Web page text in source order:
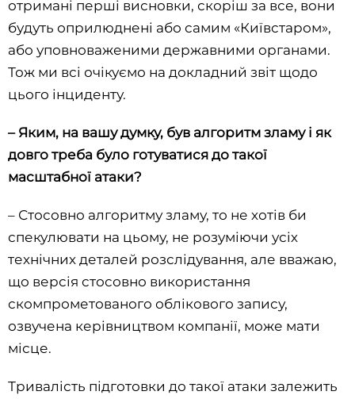
отримані перші висновки, скоріш за все, вони
будуть оприлюднені або самим «Київстаром»,
або уповноваженими державними органами.
Тож ми всі очікуємо на докладний звіт щодо
цього інциденту.
– Яким, на вашу думку, був алгоритм зламу і як
довго треба було готуватися до такої
масштабної атаки?
– Стосовно алгоритму зламу, то не хотів би
спекулювати на цьому, не розуміючи усіх
технічних деталей розслідування, але вважаю,
що версія стосовно використання
скомпрометованого облікового запису,
озвучена керівництвом компанії, може мати
місце.
Тривалість підготовки до такої атаки залежить